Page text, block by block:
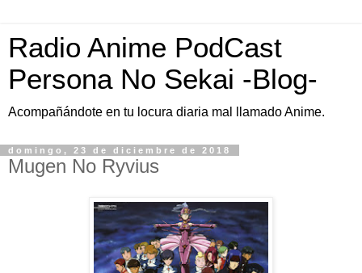
Radio Anime PodCast
Persona No Sekai -Blog-
Acompañándote en tu locura diaria mal llamado Anime.
domingo, 23 de diciembre de 2018
Mugen No Ryvius